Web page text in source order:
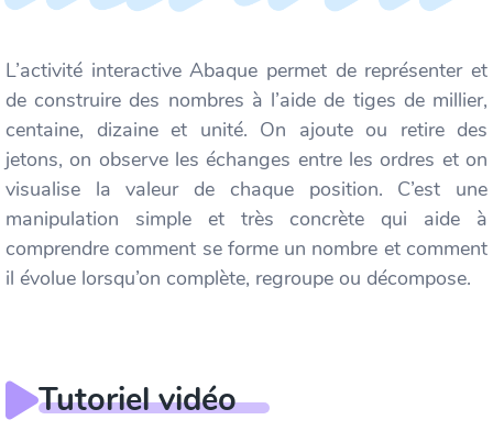
L’activité interactive Abaque permet de représenter et
de construire des nombres à l’aide de tiges de millier,
centaine, dizaine et unité. On ajoute ou retire des
jetons, on observe les échanges entre les ordres et on
visualise la valeur de chaque position. C’est une
manipulation simple et très concrète qui aide à
comprendre comment se forme un nombre et comment
il évolue lorsqu’on complète, regroupe ou décompose.
Tutoriel vidéo